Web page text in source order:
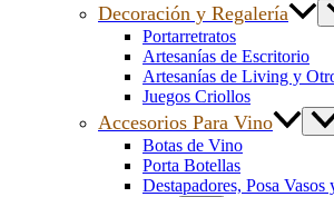
Decoración y Regalería
Portarretratos
Artesanías de Escritorio
Artesanías de Living y
Juegos Criollos
Accesorios Para Vino
Botas de Vino
Porta Botellas
Destapadores, Posa Vasos